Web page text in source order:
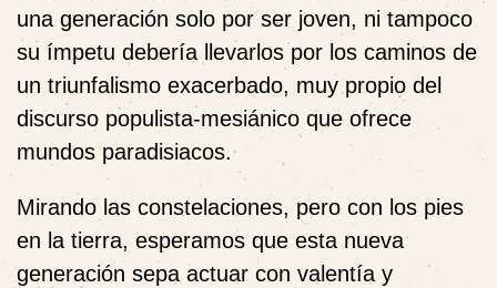
una generación solo por ser joven, ni tampoco
su ímpetu debería llevarlos por los caminos de
un triunfalismo exacerbado, muy propio del
discurso populista-mesiánico que ofrece
mundos paradisiacos.
Mirando las constelaciones, pero con los pies
en la tierra, esperamos que esta nueva
generación sepa actuar con valentía y